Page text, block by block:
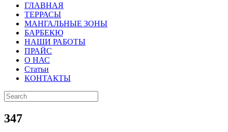
ГЛАВНАЯ
ТЕРРАСЫ
МАНГАЛЬНЫЕ ЗОНЫ
БАРБЕКЮ
НАШИ РАБОТЫ
ПРАЙС
О НАС
Статьи
КОНТАКТЫ
347